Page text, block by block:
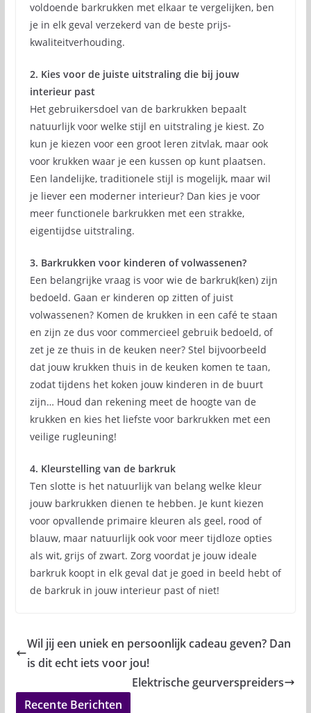
voldoende barkrukken met elkaar te vergelijken, ben
je in elk geval verzekerd van de beste prijs-
kwaliteitverhouding.
2. Kies voor de juiste uitstraling die bij jouw
interieur past
Het gebruikersdoel van de barkrukken bepaalt
natuurlijk voor welke stijl en uitstraling je kiest. Zo
kun je kiezen voor een groot leren zitvlak, maar ook
voor krukken waar je een kussen op kunt plaatsen.
Een landelijke, traditionele stijl is mogelijk, maar wil
je liever een moderner interieur? Dan kies je voor
meer functionele barkrukken met een strakke,
eigentijdse uitstraling.
3. Barkrukken voor kinderen of volwassenen?
Een belangrijke vraag is voor wie de barkruk(ken) zijn
bedoeld. Gaan er kinderen op zitten of juist
volwassenen? Komen de krukken in een café te staan
en zijn ze dus voor commercieel gebruik bedoeld, of
zet je ze thuis in de keuken neer? Stel bijvoorbeeld
dat jouw krukken thuis in de keuken komen te taan,
zodat tijdens het koken jouw kinderen in de buurt
zijn… Houd dan rekening meet de hoogte van de
krukken en kies het liefste voor barkrukken met een
veilige rugleuning!
4. Kleurstelling van de barkruk
Ten slotte is het natuurlijk van belang welke kleur
jouw barkrukken dienen te hebben. Je kunt kiezen
voor opvallende primaire kleuren als geel, rood of
blauw, maar natuurlijk ook voor meer tijdloze opties
als wit, grijs of zwart. Zorg voordat je jouw ideale
barkruk koopt in elk geval dat je goed in beeld hebt of
de barkruk in jouw interieur past of niet!
Wil jij een uniek en persoonlijk cadeau geven? Dan
is dit echt iets voor jou!
Elektrische geurverspreiders
Recente Berichten